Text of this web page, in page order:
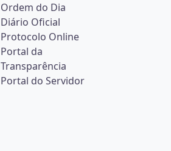
Ordem do Dia
Diário Oficial
Protocolo Online
Portal da
Transparência
Portal do Servidor